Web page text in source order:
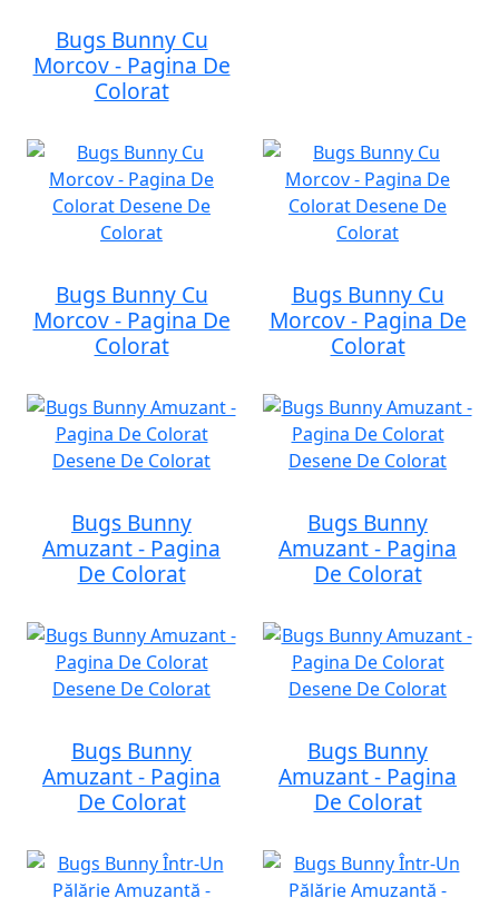
Bugs Bunny Cu
Morcov - Pagina De
Colorat
Bugs Bunny Cu
Morcov - Pagina De
Colorat
Bugs Bunny Cu
Morcov - Pagina De
Colorat
Bugs Bunny
Amuzant - Pagina
De Colorat
Bugs Bunny
Amuzant - Pagina
De Colorat
Bugs Bunny
Amuzant - Pagina
De Colorat
Bugs Bunny
Amuzant - Pagina
De Colorat